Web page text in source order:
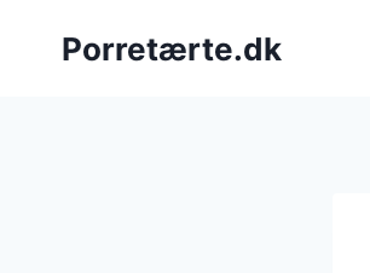
Porretærte.dk